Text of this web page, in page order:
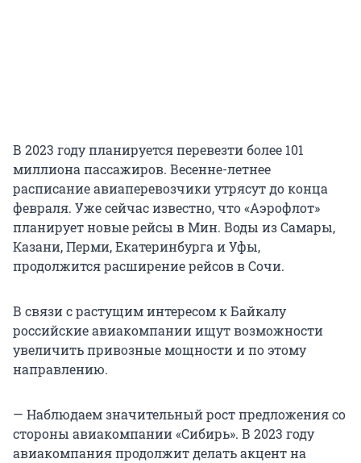
В 2023 году планируется перевезти более 101
миллиона пассажиров. Весенне-летнее
расписание авиаперевозчики утрясут до конца
февраля. Уже сейчас известно, что «Аэрофлот»
планирует новые рейсы в Мин. Воды из Самары,
Казани, Перми, Екатеринбурга и Уфы,
продолжится расширение рейсов в Сочи.
В связи с растущим интересом к Байкалу
российские авиакомпании ищут возможности
увеличить привозные мощности и по этому
направлению.
— Наблюдаем значительный рост предложения со
стороны авиакомпании «Сибирь». В 2023 году
авиакомпания продолжит делать акцент на